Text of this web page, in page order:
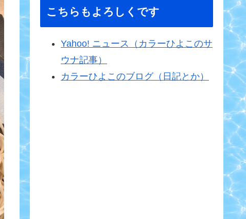
こちらもよろしくです
Yahoo! ニュース（カラーひよこのサ
ウナ記事）
カラーひよこのブログ（日記とか）